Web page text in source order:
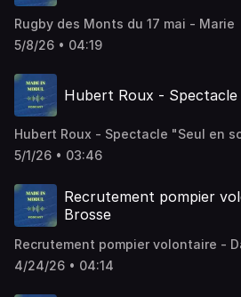
Rugby des Monts du 17 mai - Marie
5/8/26 • 04:19
Hubert Roux -
Hubert Roux - Spectacle "Seul en
5/1/26 • 03:46
Recrutement pompier
Brosse
Recrutement pompier volontaire -
4/24/26 • 04:14